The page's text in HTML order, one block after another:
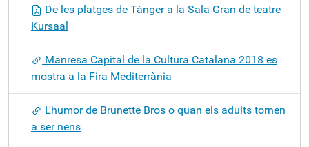
De les platges de Tànger a la Sala Gran de teatre
Kursaal
Manresa Capital de la Cultura Catalana 2018 es
mostra a la Fira Mediterrània
L'humor de Brunette Bros o quan els adults tornen
a ser nens